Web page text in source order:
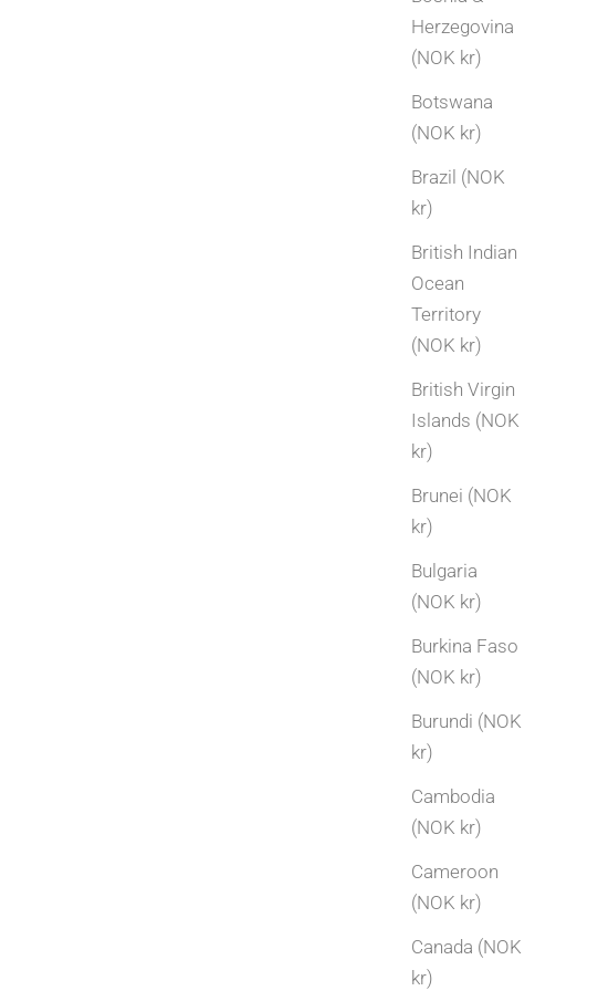
Herzegovina
(NOK kr)
Botswana
(NOK kr)
Brazil (NOK
kr)
British Indian
Ocean
Territory
(NOK kr)
British Virgin
Islands (NOK
kr)
Brunei (NOK
kr)
Bulgaria
(NOK kr)
Burkina Faso
(NOK kr)
Burundi (NOK
kr)
Cambodia
(NOK kr)
Cameroon
(NOK kr)
Canada (NOK
kr)
Bryllupsdag gaveideer | Gave etter antall år